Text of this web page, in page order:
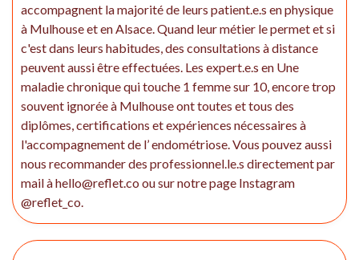
accompagnent la majorité de leurs patient.e.s en physique
à Mulhouse et en Alsace. Quand leur métier le permet et si
c'est dans leurs habitudes, des consultations à distance
peuvent aussi être effectuées. Les expert.e.s en Une
maladie chronique qui touche 1 femme sur 10, encore trop
souvent ignorée à Mulhouse ont toutes et tous des
diplômes, certifications et expériences nécessaires à
l'accompagnement de l’ endométriose. Vous pouvez aussi
nous recommander des professionnel.le.s directement par
mail à hello@reflet.co ou sur notre page Instagram
@reflet_co.